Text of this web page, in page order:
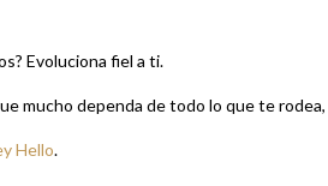
Evoluciona fiel a ti.
mucho dependa de todo lo que te
Hello.